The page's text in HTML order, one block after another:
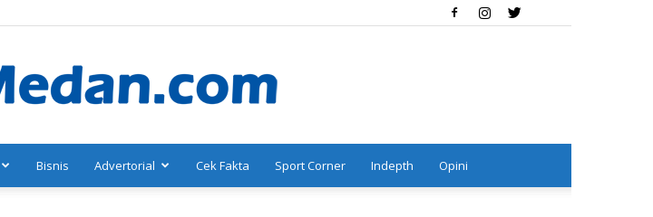
Bisnis Advertorial Cek Fakta Sport Corner Indepth Opini